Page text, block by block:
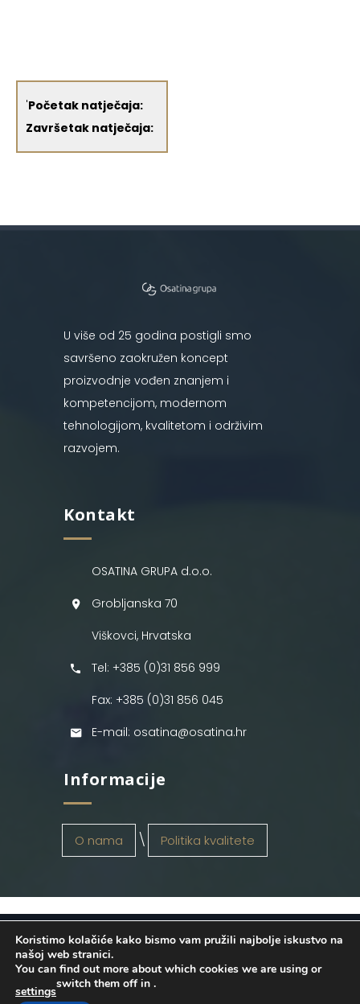
'Početak natječaja:
Završetak natječaja:
U više od 25 godina postigli smo
savršeno zaokružen koncept
proizvodnje vođen znanjem i
kompetencijom, modernom
tehnologijom, kvalitetom i održivim
razvojem.
Kontakt
OSATINA GRUPA d.o.o.
Grobljanska 70
Viškovci, Hrvatska
Tel: +385 (0)31 856 999
Fax: +385 (0)31 856 045
E-mail: osatina@osatina.hr
Informacije
O nama Politika kvalitete
OSATINA GRUPA d.o.o. 2026
. Configured
byINFOS Osijek. Sva prava pridržana.
Koristimo kolačiće kako bismo vam pružili najbolje iskustvo na
našoj web stranici.
You can find out more about which cookies we are using or
switch them off in
settings
.